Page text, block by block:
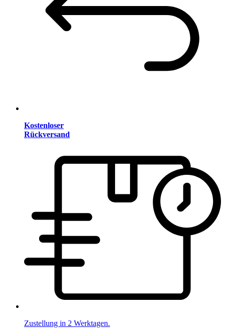
Kostenloser
Rückversand
Zustellung in 2 Werktagen.